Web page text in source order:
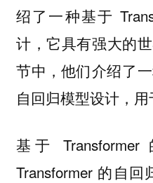
绍了一种基于
计，它具有强大的
节中，他们介绍了
自回归模型设计，用
基于
Transformer 的自